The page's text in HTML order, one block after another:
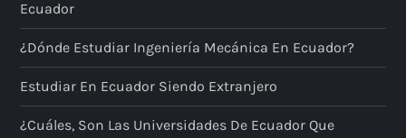
Ecuador
¿Dónde Estudiar Ingeniería Mecánica En Ecuador?
Estudiar En Ecuador Siendo Extranjero
¿Cuáles, Son Las Universidades De Ecuador Que